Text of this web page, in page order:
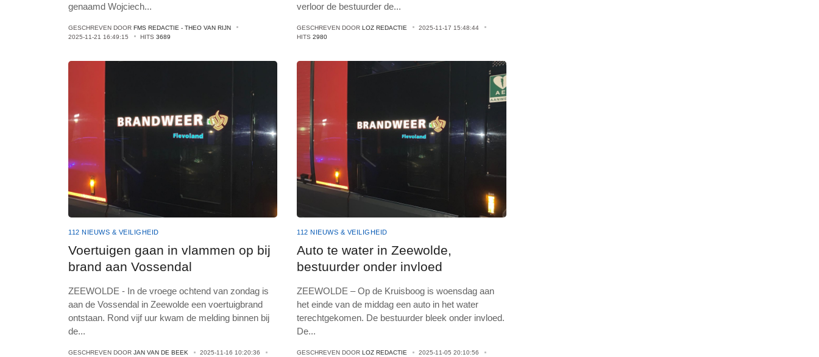
genaamd Wojciech...
GESCHREVEN DOOR FMS REDACTIE - THEO VAN RIJN
2025-11-21 16:49:15
HITS 3689
verloor de bestuurder de...
GESCHREVEN DOORLOZ REDACTIE
2025-11-17 15:48:44
HITS2980
112 NIEUWS & VEILIGHEID
Voertuigen gaan in vlammen op bij
brand aan Vossendal
ZEEWOLDE - In de vroege ochtend van zondag is
aan de Vossendal in Zeewolde een voertuigbrand
ontstaan. Rond vijf uur kwam de melding binnen bij
de...
GESCHREVEN DOOR JAN VAN DE BEEK
2025-11-16 10:20:36
112 NIEUWS & VEILIGHEID
Auto te water in Zeewolde,
bestuurder onder invloed
ZEEWOLDE – Op de Kruisboog is woensdag aan
het einde van de middag een auto in het water
terechtgekomen. De bestuurder bleek onder invloed.
De...
GESCHREVEN DOOR LOZ REDACTIE
2025-11-05 20:10:56